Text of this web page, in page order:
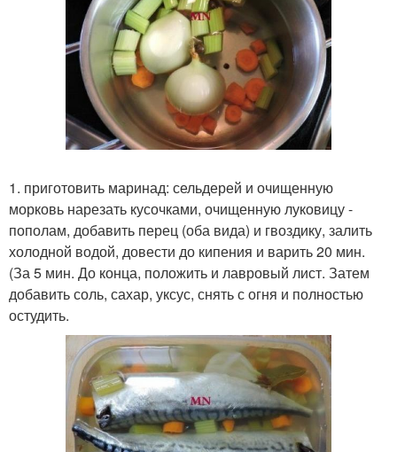
1. приготовить маринад: сельдерей и очищенную
морковь нарезать кусочками, очищенную луковицу -
пополам, добавить перец (оба вида) и гвоздику, залить
холодной водой, довести до кипения и варить 20 мин.
(За 5 мин. До конца, положить и лавровый лист. Затем
добавить соль, сахар, уксус, снять с огня и полностью
остудить.